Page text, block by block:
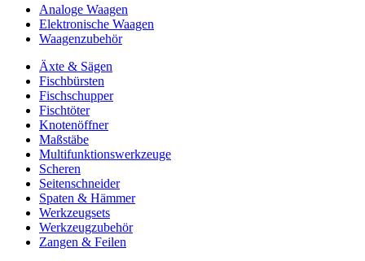
Analoge Waagen
Elektronische Waagen
Waagenzubehör
Äxte & Sägen
Fischbürsten
Fischschupper
Fischtöter
Knotenöffner
Maßstäbe
Multifunktionswerkzeuge
Scheren
Seitenschneider
Spaten & Hämmer
Werkzeugsets
Werkzeugzubehör
Zangen & Feilen